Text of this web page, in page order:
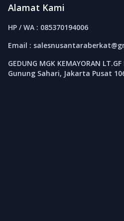
Alamat Kami
HP / WA : 085370194006
Email :
GEDUNG MGK KEMAYORAN
Gunung Sahari, Jakarta Pusat